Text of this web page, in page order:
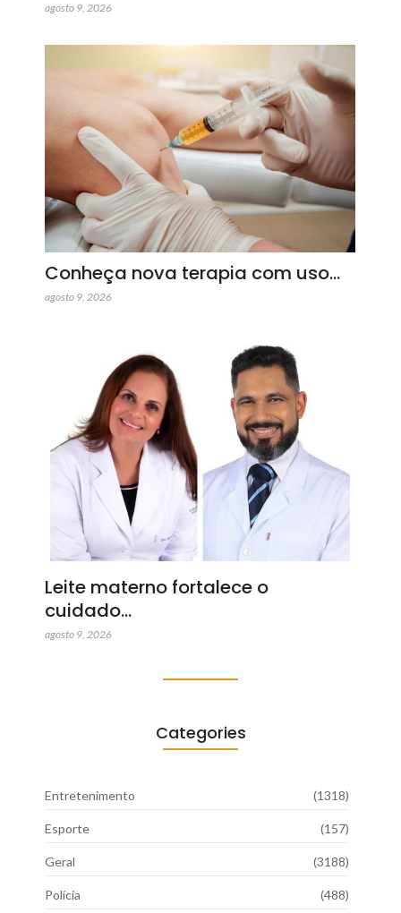
agosto 9, 2026
Conheça nova terapia com uso…
agosto 9, 2026
Leite materno fortalece o
cuidado…
agosto 9, 2026
Categories
Entretenimento (1318)
Esporte (157)
Geral (3188)
Polícia (488)